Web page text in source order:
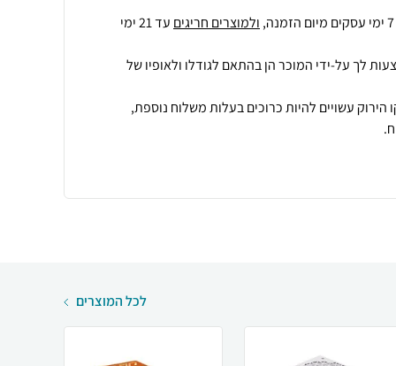
ולמוצרים חריגים עד 21 ימי
לך על-ידי המוכר הן בהתאם לגודלו ולאופיו של
הירוק עשויים להיות כרוכים בעלות משלוח נוספת,
לכל המוצרים